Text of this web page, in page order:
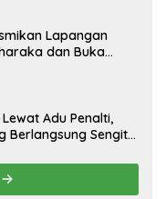
Lapangan
dan Buka
Adu Penalti,
Berlangsung Sengit